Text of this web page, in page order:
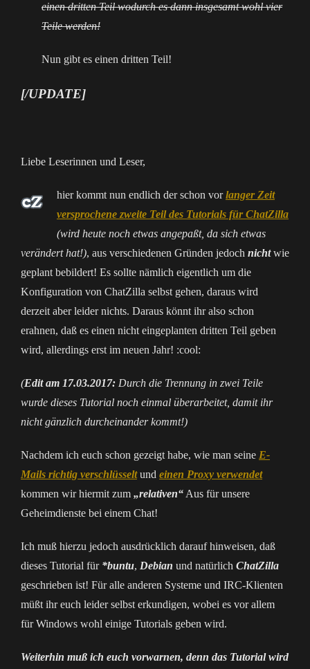
einen dritten Teil wodurch es dann insgesamt wohl vier
Teile werden!
Nun gibt es einen dritten Teil!
[/UPDATE]
Liebe Leserinnen und Leser,
hier kommt nun endlich der schon vorlanger Zeit
versprochene zweite Teil des Tutorials für ChatZilla
(wird heute noch etwas angepaßt, da sich etwas
verändert hat!), aus verschiedenen Gründen jedoch nichtwie
geplant bebildert! Es sollte nämlich eigentlich um die
Konfiguration von ChatZilla selbst gehen, daraus wird
derzeit aber leider nichts. Daraus könnt ihr also schon
erahnen, daß es einen nicht eingeplanten dritten Teil geben
wird, allerdings erst im neuen Jahr! :cool:
(Edit am 17.03.2017: Durch die Trennung in zwei Teile
wurde dieses Tutorial noch einmal überarbeitet, damit ihr
nicht gänzlich durcheinander kommt!)
Nachdem ich euch schon gezeigt habe, wie man seine E-
Mails richtig verschlüsseltund einen Proxy verwendet
kommen wir hiermit zum „relativen“ Aus für unsere
Geheimdienste bei einem Chat!
Ich muß hierzu jedoch ausdrücklich darauf hinweisen, daß
dieses Tutorial für *buntu, Debian und natürlich ChatZilla
geschrieben ist! Für alle anderen Systeme und IRC-Klienten
müßt ihr euch leider selbst erkundigen, wobei es vor allem
für Windows wohl einige Tutorials geben wird.
Weiterhin muß ich euch vorwarnen, denn das Tutorial wird